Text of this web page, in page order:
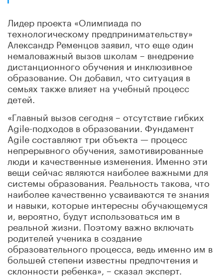
Лидер проекта «Олимпиада по
технологическому предпринимательству»
Александр Ременцов заявил, что еще один
немаловажный вызов школам – внедрение
дистанционного обучения и инклюзивное
образование. Он добавил, что ситуация в
семьях также влияет на учебный процесс
детей.
«Главный вызов сегодня – отсутствие гибких
Agile-подходов в образовании. Фундамент
Agile составляют три объекта — процесс
непрерывного обучения, замотивированные
люди и качественные изменения. Именно эти
вещи сейчас являются наиболее важными для
системы образования. Реальность такова, что
наиболее качественно усваиваются те знания
и навыки, которые интересны обучающемуся
и, вероятно, будут использоваться им в
реальной жизни. Поэтому важно включать
родителей ученика в создание
образовательного процесса, ведь именно им в
большей степени известны предпочтения и
склонности ребенка», – сказал эксперт.